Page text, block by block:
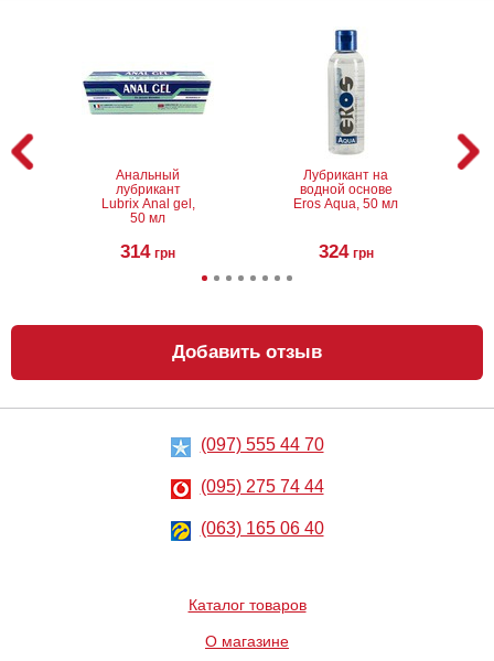
Анальный
лубрикант
Lubrix Anal gel,
50 мл
314 грн
Лубрикант на
водной основе
Eros Aqua, 50 мл
324 грн
Анальный
лубрикант на
водной основе
Just Glide Anal,
грн
Металлическая
пробка Slash, S
668
Добавить отзыв
(097) 555 44 70
(095) 275 74 44
(063) 165 06 40
Каталог товаров
О магазине